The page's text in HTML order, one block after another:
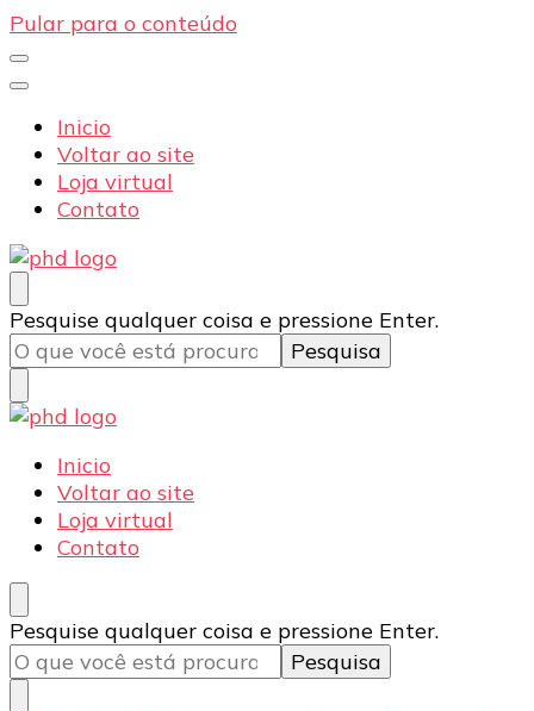
Pular para o conteúdo
Inicio
Voltar ao site
Loja virtual
Contato
PHD Seg
Blog
Procurando
algo?
Pesquise qualquer coisa e pressione Enter.
PHD Seg
Blog
Inicio
Voltar ao site
Loja virtual
Contato
Procurando
algo?
Pesquise qualquer coisa e pressione Enter.